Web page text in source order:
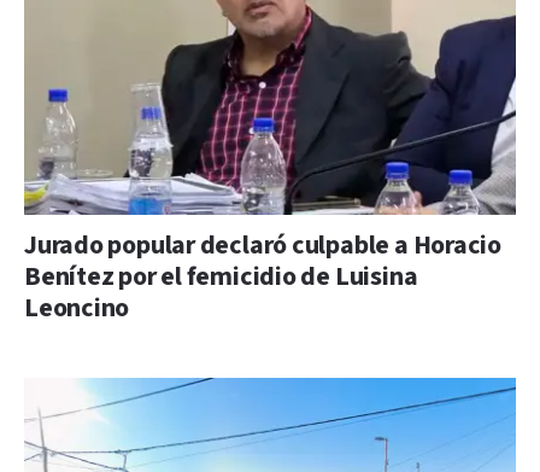
Jurado popular declaró culpable a Horacio
Benítez por el femicidio de Luisina
Leoncino